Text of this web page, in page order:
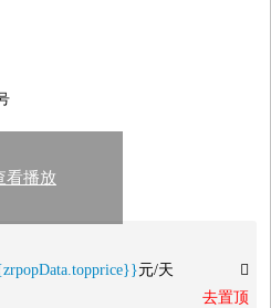
看播放
元/天

去置顶